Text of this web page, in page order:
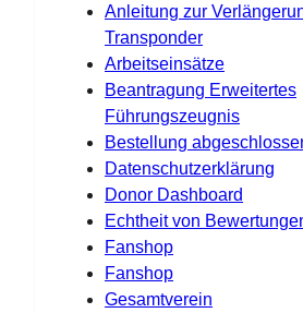
Anleitung zur
Transponder
Arbeitseinsätze
Beantragung Erweitertes
Führungszeugnis
Bestellung
Datenschutzerklärung
Donor Dashboard
Echtheit von
Fanshop
Fanshop
Gesamtverein